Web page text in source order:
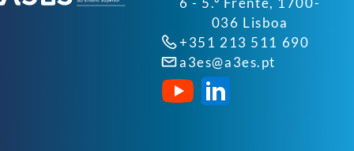
036 Lisboa
+351 213 511 690
a3es@a3es.pt